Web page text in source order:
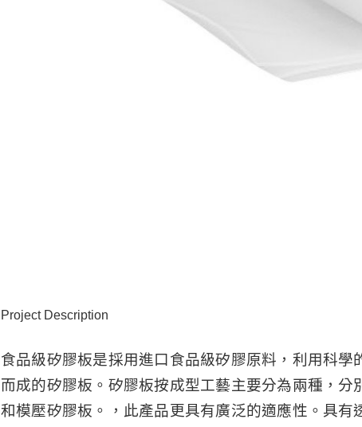
Project Description
食品級矽膠板是採用進口食品級矽膠原料，利用科學
而成的矽膠板。矽膠板按成型工藝主要分為兩種，分
和模壓矽膠板。，此產品更具有廣泛的適應性。具有